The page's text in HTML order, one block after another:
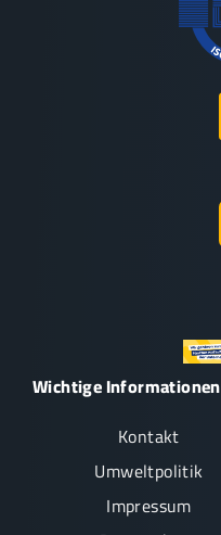
Wichtige Informationen
Kontakt
Umweltpolitik
Impressum